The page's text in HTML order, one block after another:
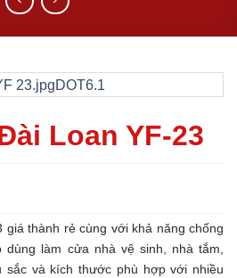
Loan YF-23
thành rẻ cùng với khả năng chống
dùng làm cửa nhà vệ sinh, nhà tắm,
sắc và kích thước phù hợp với nhiều